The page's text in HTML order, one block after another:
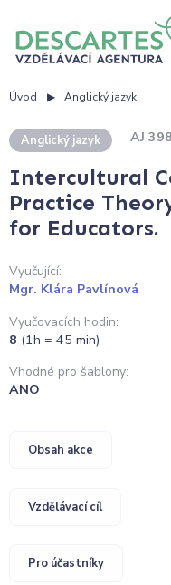
Úvod Anglický jazyk
Anglický jazyk AJ 398
Intercultural
Practice
for Educators.
Vyučující:
Mgr. Klára Pavlínová
Vyučovacích hodin:
8 (1h = 45 min)
Vhodné pro šablony:
ANO
Obsah akce
Vzdělávací cíl
Pro účastníky